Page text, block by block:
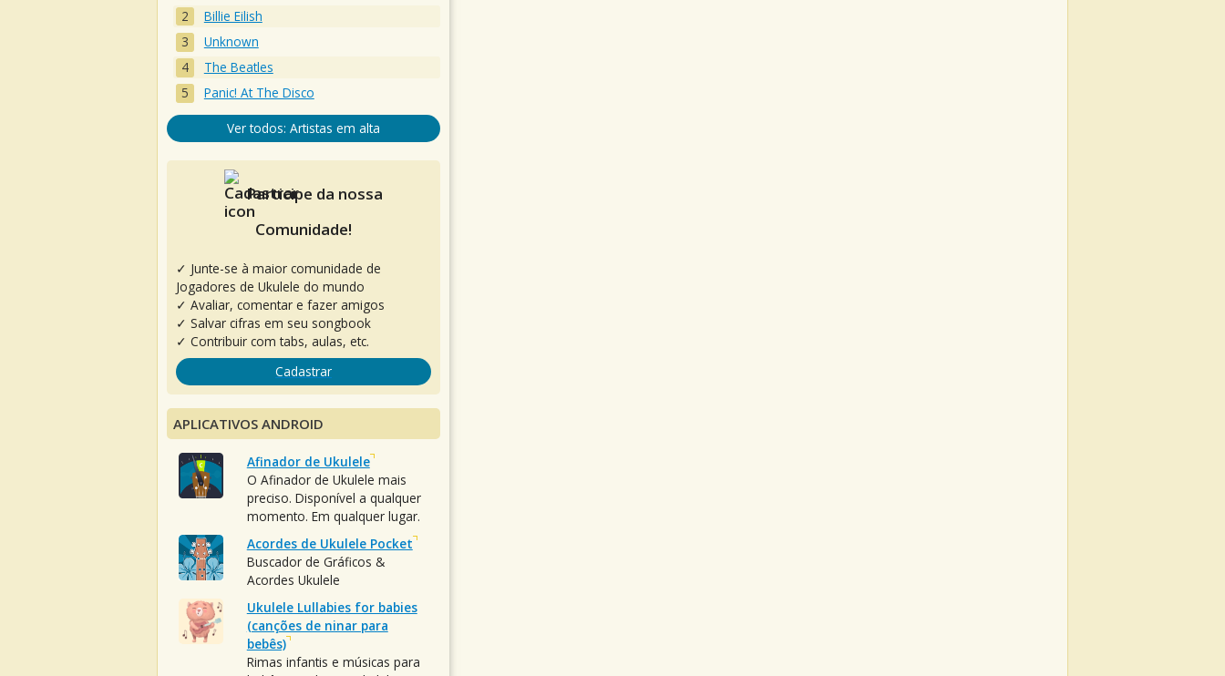
Billie Eilish
Unknown
The Beatles
Panic! At The Disco
Ver todos: Artistas em alta
Participe da nossa
Comunidade!
✓ Junte-se à maior comunidade de
Jogadores de Ukulele do mundo
✓ Avaliar, comentar e fazer amigos
✓ Salvar cifras em seu songbook
✓ Contribuir com tabs, aulas, etc.
Cadastrar
APLICATIVOS ANDROID
Afinador de Ukulele
O Afinador de Ukulele mais
preciso. Disponível a qualquer
momento. Em qualquer lugar.
Acordes de Ukulele Pocket
Buscador de Gráficos &
Acordes Ukulele
Ukulele Lullabies for babies
(canções de ninar para
bebês)
Rimas infantis e músicas para